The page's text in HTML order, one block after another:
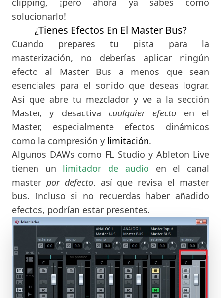
clipping, ¡pero ahora ya sabes cómo
solucionarlo!
¿Tienes Efectos En El Master Bus?
Cuando prepares tu pista para la
masterización, no deberías aplicar ningún
efecto al Master Bus a menos que sean
esenciales para el sonido que deseas lograr.
Así que abre tu mezclador y ve a la sección
Master, y desactiva cualquier efecto en el
Master, especialmente efectos dinámicos
como la compresión y limitación.
Algunos DAWs como FL Studio y Ableton Live
tienen un limitador de audio en el canal
master por defecto, así que revisa el master
bus. Incluso si no recuerdas haber añadido
efectos, podrían estar presentes.